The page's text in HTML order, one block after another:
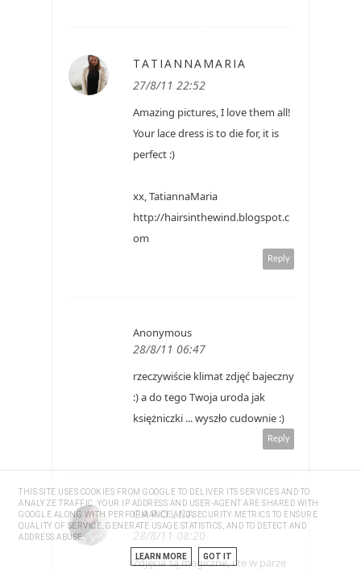
TATIANNAMARIA
27/8/11 22:52
Amazing pictures, I love them all!
Your lace dress is to die for, it is
perfect :)
xx, TatiannaMaria
http://hairsinthewind.blogspot.c
om
Reply
Anonymous
28/8/11 06:47
rzeczywiście klimat zdjęć bajeczny
:) a do tego Twoja uroda jak
księżniczki ... wyszło cudownie :)
Reply
CAROLCA
28/8/11 08:20
Zdjęcia są magiczne, i te w parze
THIS SITE USES COOKIES FROM GOOGLE TO DELIVER ITS SERVICES AND TO
ANALYZE TRAFFIC. YOUR IP ADDRESS AND USER-AGENT ARE SHARED WITH
GOOGLE ALONG WITH PERFORMANCE AND SECURITY METRICS TO ENSURE
QUALITY OF SERVICE, GENERATE USAGE STATISTICS, AND TO DETECT AND
ADDRESS ABUSE.
LEARN MORE GOT IT